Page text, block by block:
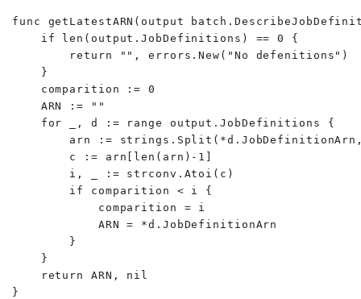
func getLatestARN(output
    if len(output.JobDefinitions) == 0 {
        return "", errors.New("No defenitions")
    }
    comparition := 0
    ARN := ""
    for _, d := range output.JobDefinitions {
arn :=
        c := arn[len(arn)-1]
        i, _ := strconv.Atoi(c)
        if comparition < i {
            comparition = i
            ARN = *d.JobDefinitionArn
        }
    }
    return ARN, nil
}